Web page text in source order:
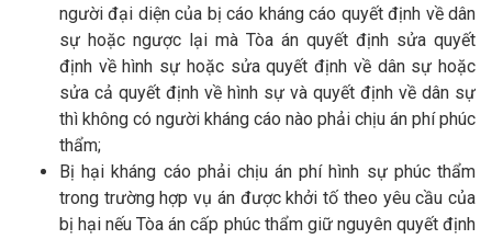
người đại diện của bị cáo kháng cáo quyết định về dân
sự hoặc ngược lại mà Tòa án quyết định sửa quyết
định về hình sự hoặc sửa quyết định về dân sự hoặc
sửa cả quyết định về hình sự và quyết định về dân sự
thì không có người kháng cáo nào phải chịu án phí phúc
thẩm;
Bị hại kháng cáo phải chịu án phí hình sự phúc thẩm
trong trường hợp vụ án được khởi tố theo yêu cầu của
bị hại nếu Tòa án cấp phúc thẩm giữ nguyên quyết định